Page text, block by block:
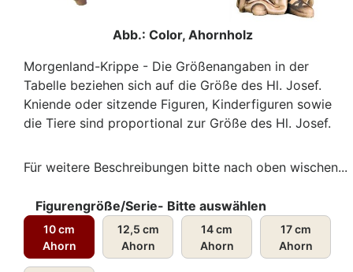
Abb.: Color, Ahornholz
Morgenland-Krippe - Die Größenangaben in der
Tabelle beziehen sich auf die Größe des Hl. Josef.
Kniende oder sitzende Figuren, Kinderfiguren sowie
die Tiere sind proportional zur Größe des Hl. Josef.
Für weitere Beschreibungen bitte nach oben wischen...
Figurengröße/Serie- Bitte auswählen
10 cm
Ahorn
12,5 cm
Ahorn
14 cm
Ahorn
17 cm
Ahorn